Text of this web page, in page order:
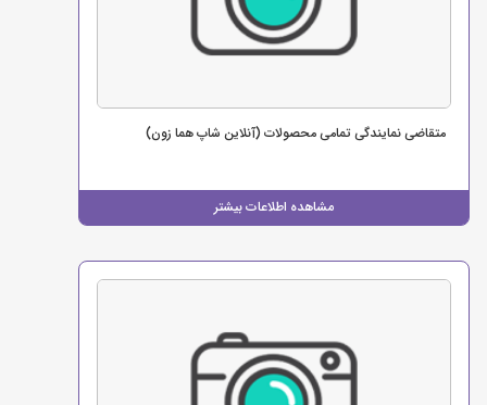
مشاهده اطلاعات بیشتر
متقاضی نمایندگی تمامی محصولات (آنلاین شاپ هما زون)